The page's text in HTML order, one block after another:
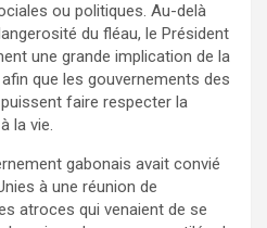
ou politiques. Au-delà
du fléau, le Président
une grande implication de la
que les gouvernements des
faire respecter la
la vie.
gabonais avait convié
à une réunion de
atroces qui venaient de se